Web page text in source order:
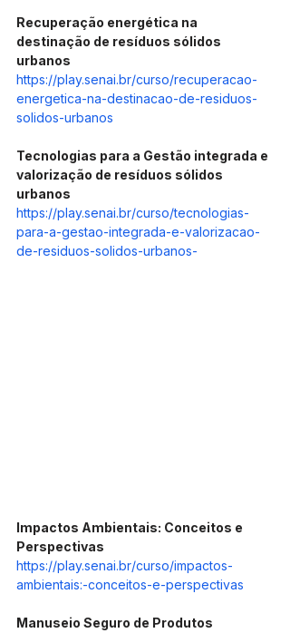
Recuperação energética na
destinação de resíduos sólidos
urbanos
https://play.senai.br/curso/recuperacao-
energetica-na-destinacao-de-residuos-
solidos-urbanos
Tecnologias para a Gestão integrada e
valorização de resíduos sólidos
urbanos
https://play.senai.br/curso/tecnologias-
para-a-gestao-integrada-e-valorizacao-
de-residuos-solidos-urbanos-
Impactos Ambientais: Conceitos e
Perspectivas
https://play.senai.br/curso/impactos-
ambientais:-conceitos-e-perspectivas
Manuseio Seguro de Produtos